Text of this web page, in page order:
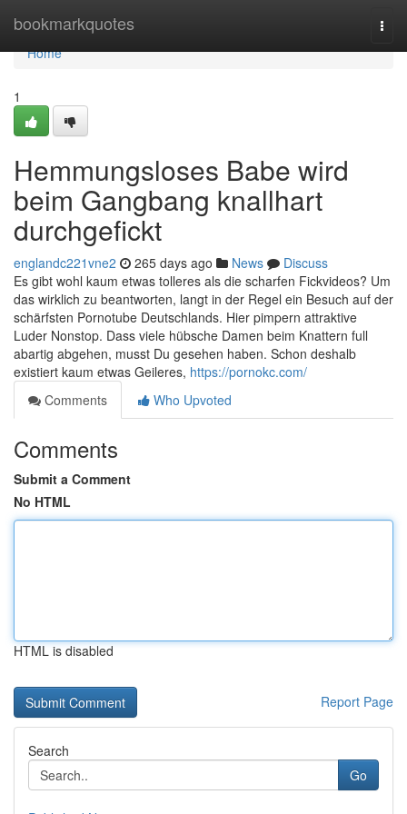
bookmarkquotes
Home
Home
1
Hemmungsloses Babe wird
beim Gangbang knallhart
durchgefickt
englandc221vne2 265 days ago News
Discuss
Es gibt wohl kaum etwas tolleres als die scharfen Fickvideos? Um
das wirklich zu beantworten, langt in der Regel ein Besuch auf der
schärfsten Pornotube Deutschlands. Hier pimpern attraktive
Luder Nonstop. Dass viele hübsche Damen beim Knattern full
abartig abgehen, musst Du gesehen haben. Schon deshalb
existiert kaum etwas Geileres, https://pornokc.com/
Comments
Who Upvoted
Comments
Submit a Comment
No HTML
HTML is disabled
Report Page
Search
Go